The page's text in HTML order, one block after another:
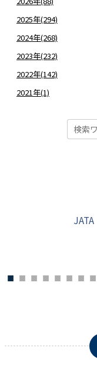
2025年(294)
2024年(268)
2023年(232)
2022年(142)
2021年(1)